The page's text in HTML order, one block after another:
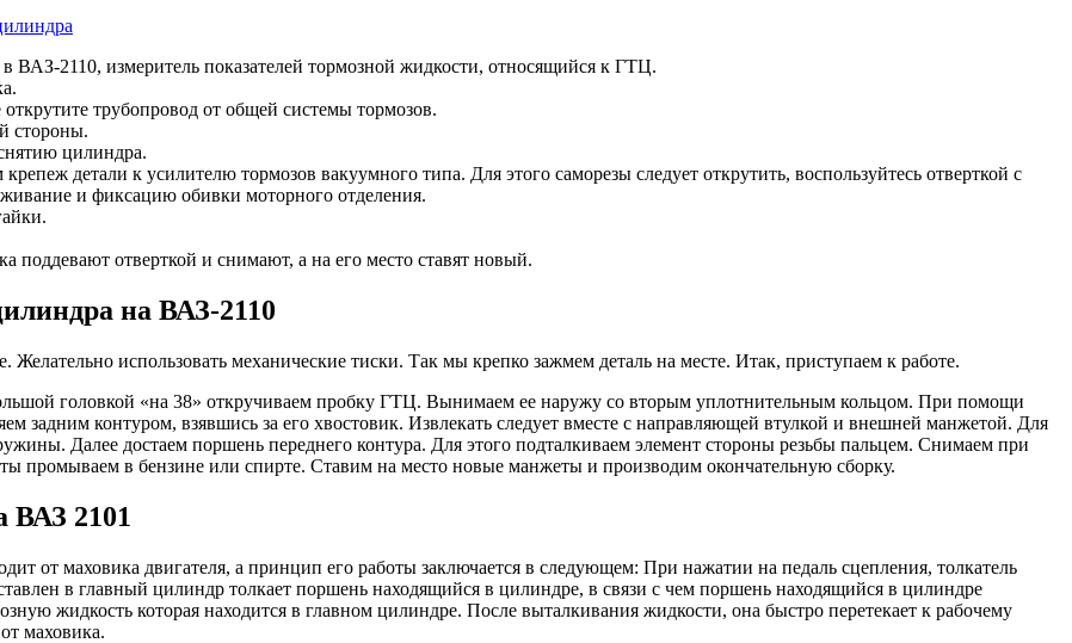
ВАЗ-2110, измеритель показателей тормозной жидкости, относящийся к ГТЦ.
трубопровод от общей системы тормозов.
стороны.
цилиндра.
детали к усилителю тормозов вакуумного типа. Для этого саморезы следует открутить, воспользуйтесь отверткой с
и фиксацию обивки моторного отделения.
поддевают отверткой и снимают, а на его место ставят новый.
на ВАЗ-2110
использовать механические тиски. Так мы крепко зажмем деталь на месте. Итак, приступаем к работе.
головкой «на 38» откручиваем пробку ГТЦ. Вынимаем ее наружу со вторым уплотнительным кольцом. При помощи
задним контуром, взявшись за его хвостовик. Извлекать следует вместе с направляющей втулкой и внешней манжетой. Для
Далее достаем поршень переднего контура. Для этого подталкиваем элемент стороны резьбы пальцем. Снимаем при
промываем в бензине или спирте. Ставим на место новые манжеты и производим окончательную сборку.
ВАЗ 2101
от маховика двигателя, а принцип его работы заключается в следующем: При нажатии на педаль сцепления, толкатель
в главный цилиндр толкает поршень находящийся в цилиндре, в связи с чем поршень находящийся в цилиндре
жидкость которая находится в главном цилиндре. После выталкивания жидкости, она быстро перетекает к рабочему
маховика.